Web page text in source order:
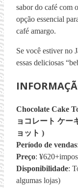
sabor do café com
opção essencial
café amargo.
Se você estiver no
essas deliciosas
Chocolate Cake
ョコレート ケー
ョット )
Período de vendas
Preço:
Disponibilidade:
algumas lojas)